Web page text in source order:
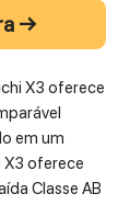
→
X3 oferece
em um
X3 oferece
Classe AB